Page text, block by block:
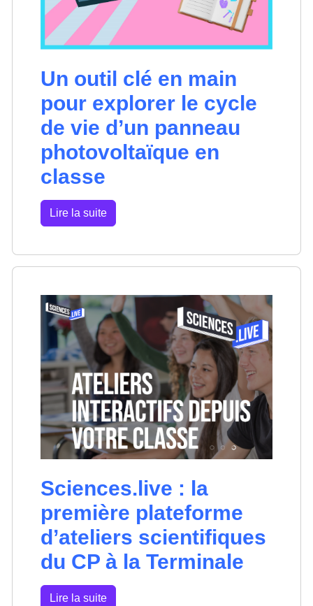
Un outil clé en main
pour explorer le cycle
de vie d’un panneau
photovoltaïque en
classe
Lire la suite
Sciences.live : la
première plateforme
d’ateliers scientifiques
du CP à la Terminale
Lire la suite